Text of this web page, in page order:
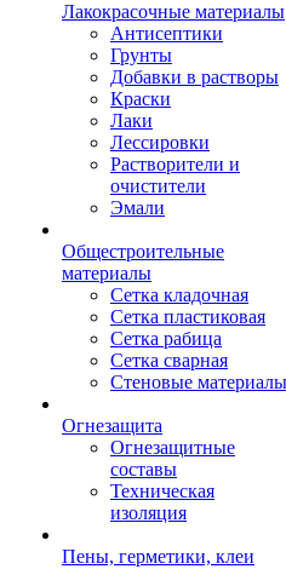
Лакокрасочные материалы
Антисептики
Грунты
Добавки в растворы
Краски
Лаки
Лессировки
Растворители и
очистители
Эмали
Общестроительные
материалы
Сетка кладочная
Сетка пластиковая
Сетка рабица
Сетка сварная
Стеновые материалы
Огнезащита
Огнезащитные
составы
Техническая
изоляция
Пены, герметики, клеи